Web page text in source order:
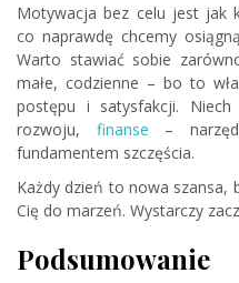
Motywacja bez celu jest jak
co naprawdę chcemy
Warto stawiać sobie
małe, codzienne – bo to
postępu i satysfakcji.
rozwoju, finanse –
fundamentem szczęścia.
Każdy dzień to nowa szansa,
Cię do marzeń. Wystarczy
Podsumowanie